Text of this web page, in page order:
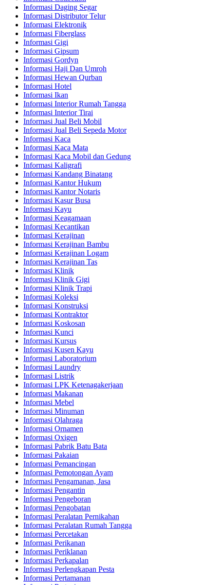
Informasi Daging Segar
Informasi Distributor Telur
Informasi Elektronik
Informasi Fiberglass
Informasi Gigi
Informasi Gipsum
Informasi Gordyn
Informasi Haji Dan Umroh
Informasi Hewan Qurban
Informasi Hotel
Informasi Ikan
Informasi Interior Rumah Tangga
Informasi Interior Tirai
Informasi Jual Beli Mobil
Informasi Jual Beli Sepeda Motor
Informasi Kaca
Informasi Kaca Mata
Informasi Kaca Mobil dan Gedung
Informasi Kaligrafi
Informasi Kandang Binatang
Informasi Kantor Hukum
Informasi Kantor Notaris
Informasi Kasur Busa
Informasi Kayu
Informasi Keagamaan
Informasi Kecantikan
Informasi Kerajinan
Informasi Kerajinan Bambu
Informasi Kerajinan Logam
Informasi Kerajinan Tas
Informasi Klinik
Informasi Klinik Gigi
Informasi Klinik Trapi
Informasi Koleksi
Informasi Konstruksi
Informasi Kontraktor
Informasi Koskosan
Informasi Kunci
Informasi Kursus
Informasi Kusen Kayu
Informasi Laboratorium
Informasi Laundry
Informasi Listrik
Informasi LPK Ketenagakerjaan
Informasi Makanan
Informasi Mebel
Informasi Minuman
Informasi Olahraga
Informasi Ornamen
Informasi Oxigen
Informasi Pabrik Batu Bata
Informasi Pakaian
Informasi Pemancingan
Informasi Pemotongan Ayam
Informasi Pengamanan, Jasa
Informasi Pengantin
Informasi Pengeboran
Informasi Pengobatan
Informasi Peralatan Pernikahan
Informasi Peralatan Rumah Tangga
Informasi Percetakan
Informasi Perikanan
Informasi Periklanan
Informasi Perkapalan
Informasi Perlengkapan Pesta
Informasi Pertamanan